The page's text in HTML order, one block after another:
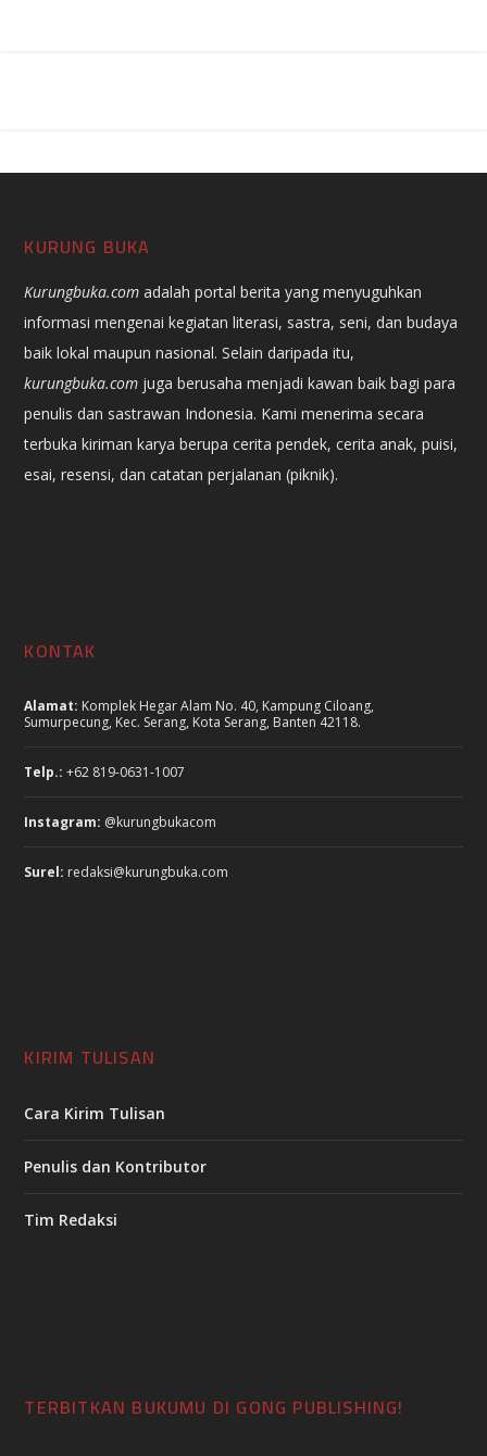
KURUNG BUKA
Kurungbuka.com adalah portal berita yang menyuguhkan
informasi mengenai kegiatan literasi, sastra, seni, dan budaya
baik lokal maupun nasional. Selain daripada itu,
kurungbuka.com juga berusaha menjadi kawan baik bagi para
penulis dan sastrawan Indonesia. Kami menerima secara
terbuka kiriman karya berupa cerita pendek, cerita anak, puisi,
esai, resensi, dan catatan perjalanan (piknik).
KONTAK
Alamat: Komplek Hegar Alam No. 40, Kampung Ciloang,
Sumurpecung, Kec. Serang, Kota Serang, Banten 42118.
Telp.: +62 819-0631-1007
Instagram: @kurungbukacom
Surel: redaksi@kurungbuka.com
KIRIM TULISAN
Cara Kirim Tulisan
Penulis dan Kontributor
Tim Redaksi
TERBITKAN BUKUMU DI GONG PUBLISHING!